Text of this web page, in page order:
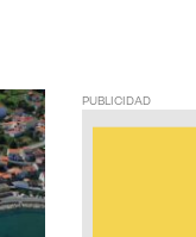
PUBLICIDAD